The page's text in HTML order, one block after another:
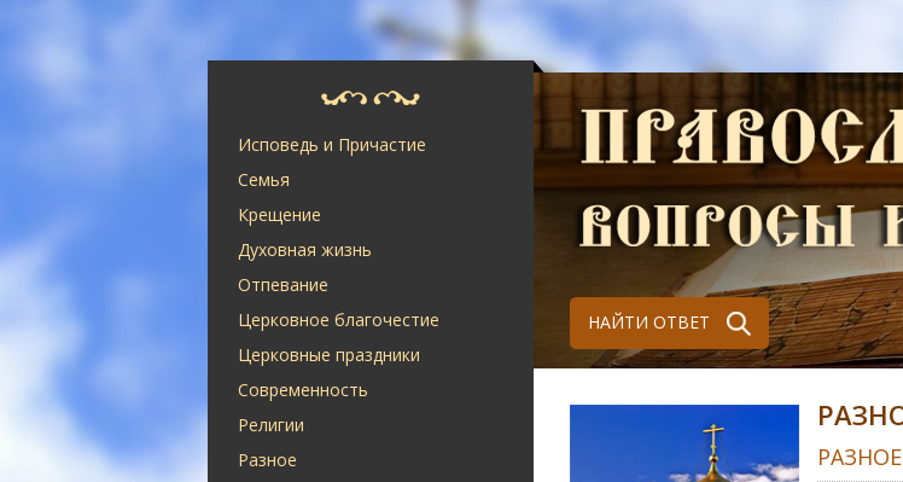
Исповедь и Причастие
Семья
Крещение
Духовная жизнь
Отпевание
Церковное благочестие
Церковные праздники
Современность
Религии
Разное
НАЙТИ ОТВЕТ
РАЗНОЕ